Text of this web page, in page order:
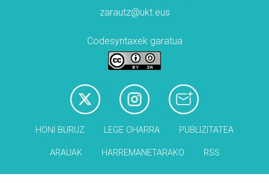
zarautz@ukt.eus
Codesyntaxek garatua
HONI BURUZ LEGE OHARRA PUBLIZITATEA
ARAUAK HARREMANETARAKO RSS